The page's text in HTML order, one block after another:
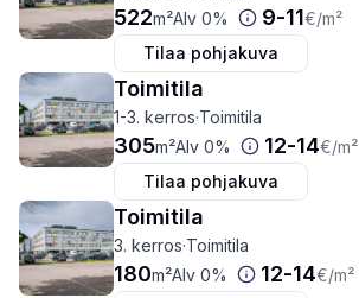
522m²Alv 0% 9-11€/m²
Tilaa pohjakuva
Toimitila
1-3. kerros·Toimitila
305m²Alv 0% 12-14€/m²
Tilaa pohjakuva
Toimitila
3. kerros·Toimitila
180m²Alv 0% 12-14€/m²